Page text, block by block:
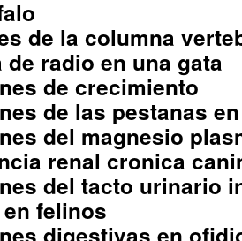
de la columna
de radio en una gata
de crecimiento
de las pestanas
del magnesio
renal cronica
del tacto urinario
felinos
digestivas en